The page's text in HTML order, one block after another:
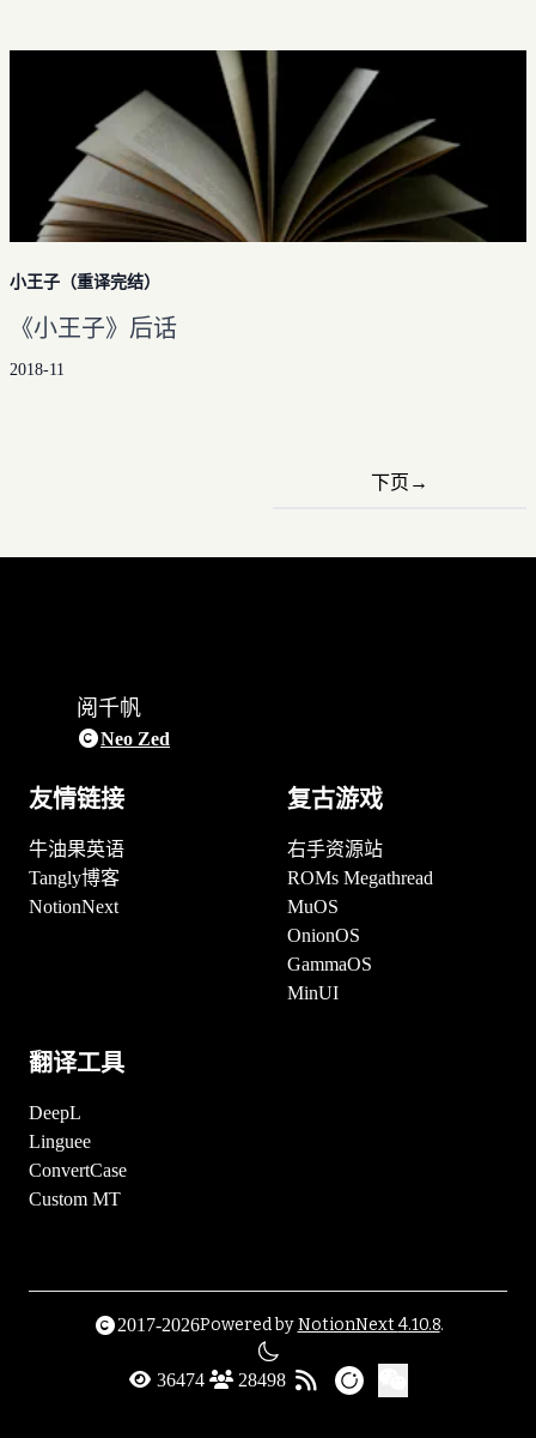
小王子（重译完结）
《小王子》后话
2018-11
下页 →
阅千帆
Neo Zed
友情链接
牛油果英语
Tangly博客
NotionNext
复古游戏
右手资源站
ROMs Megathread
MuOS
OnionOS
GammaOS
MinUI
翻译工具
DeepL
Linguee
ConvertCase
Custom MT
2017-2026Powered by NotionNext4.10.8.
36474 28498